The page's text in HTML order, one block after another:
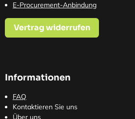
E-Procurement-Anbindung
Vertrag widerrufen
Informationen
FAQ
Kontaktieren Sie uns
Über uns